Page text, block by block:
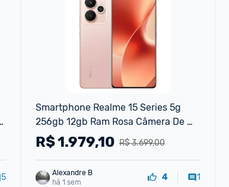
5
Smartphone Realme 15 Series 5g
256gb 12gb Ram Rosa Câmera De
50mp Ia Rmx5106
R$ 3.699,00
R$1.979,10
Alexandre B
há 1 sem
4 1